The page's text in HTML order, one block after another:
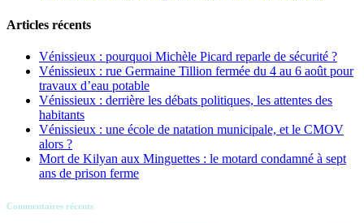
Articles récents
Vénissieux : pourquoi Michèle Picard reparle de sécurité ?
Vénissieux : rue Germaine Tillion fermée du 4 au 6 août pour
travaux d’eau potable
Vénissieux : derrière les débats politiques, les attentes des
habitants
Vénissieux : une école de natation municipale, et le CMOV
alors ?
Mort de Kilyan aux Minguettes : le motard condamné à sept
ans de prison ferme
Commentaires récents